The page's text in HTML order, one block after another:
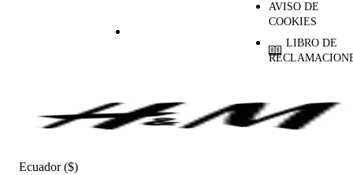
AVISO DE
COOKIES
LIBRO DE
Ecuador ($)